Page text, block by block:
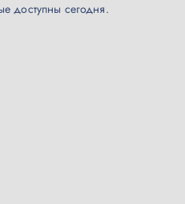
доступны сегодня.